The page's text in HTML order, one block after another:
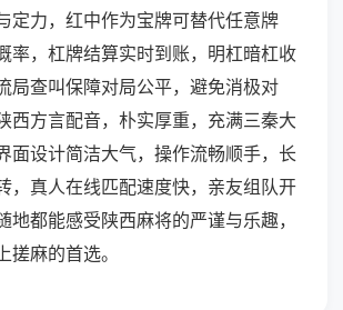
定力，红中作为宝牌可替代任意牌
率，杠牌结算实时到账，明杠暗杠收
局查叫保障对局公平，避免消极对
西方言配音，朴实厚重，充满三秦大
面设计简洁大气，操作流畅顺手，长
，真人在线匹配速度快，亲友组队开
地都能感受陕西麻将的严谨与乐趣，
搓麻的首选。